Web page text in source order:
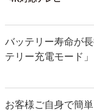
バッテリー寿命が
テリー充電モード」
お客様ご自身で簡